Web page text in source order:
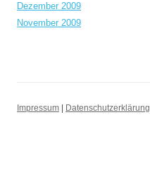
Dezember 2009
November 2009
Impressum Datenschutzerklärung